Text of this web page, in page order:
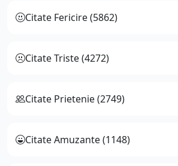
Citate Fericire (5862)
Citate Triste (4272)
Citate Prietenie (2749)
Citate Amuzante (1148)